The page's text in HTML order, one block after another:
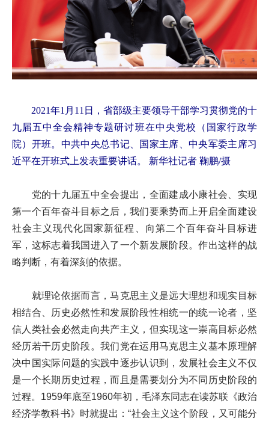
2021年1月11日，省部级主要领导干部学习贯彻党的十
九届五中全会精神专题研讨班在中央党校（国家行政学
院）开班。中共中央总书记、国家主席、中央军委主席习
近平在开班式上发表重要讲话。 新华社记者 鞠鹏/摄
党的十九届五中全会提出，全面建成小康社会、实现
第一个百年奋斗目标之后，我们要乘势而上开启全面建设
社会主义现代化国家新征程、向第二个百年奋斗目标进
军，这标志着我国进入了一个新发展阶段。作出这样的战
略判断，有着深刻的依据。
就理论依据而言，马克思主义是远大理想和现实目标
相结合、历史必然性和发展阶段性相统一的统一论者，坚
信人类社会必然走向共产主义，但实现这一崇高目标必然
经历若干历史阶段。我们党在运用马克思主义基本原理解
决中国实际问题的实践中逐步认识到，发展社会主义不仅
是一个长期历史过程，而且是需要划分为不同历史阶段的
过程。1959年底至1960年初，毛泽东同志在读苏联《政治
经济学教科书》时就提出：“社会主义这个阶段，又可能分